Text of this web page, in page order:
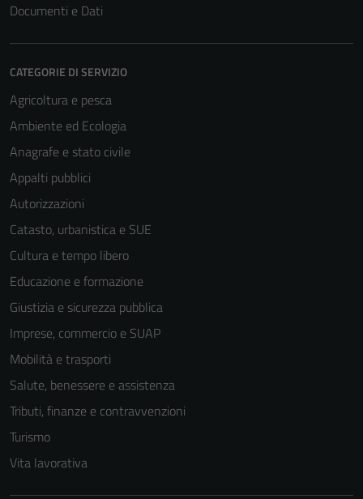
Documenti e Dati
CATEGORIE DI SERVIZIO
Agricoltura e pesca
Ambiente ed Ecologia
Anagrafe e stato civile
Appalti pubblici
Autorizzazioni
Catasto, urbanistica e SUE
Cultura e tempo libero
Educazione e formazione
Giustizia e sicurezza pubblica
Imprese, commercio e SUAP
Mobilità e trasporti
Salute, benessere e assistenza
Tributi, finanze e contravvenzioni
Turismo
Vita lavorativa